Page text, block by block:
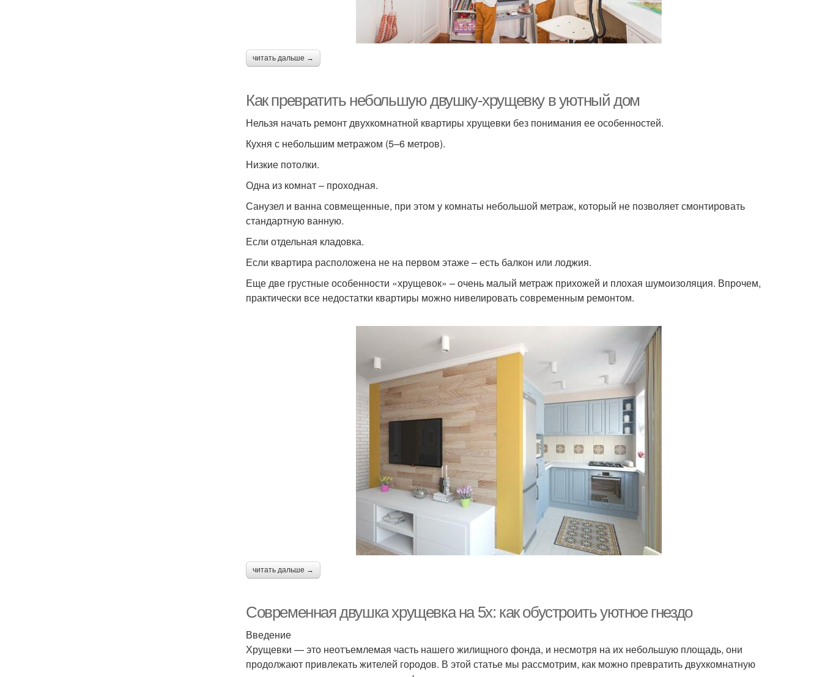
читать дальше →
Как превратить небольшую двушку-хрущевку в уютный дом
Нельзя начать ремонт двухкомнатной квартиры хрущевки без понимания ее особенностей.
Кухня с небольшим метражом (5–6 метров).
Низкие потолки.
Одна из комнат – проходная.
Санузел и ванна совмещенные, при этом у комнаты небольшой метраж, который не позволяет смонтировать
стандартную ванную.
Если отдельная кладовка.
Если квартира расположена не на первом этаже – есть балкон или лоджия.
Еще две грустные особенности «хрущевок» – очень малый метраж прихожей и плохая шумоизоляция. Впрочем,
практически все недостатки квартиры можно нивелировать современным ремонтом.
читать дальше →
Современная двушка хрущевка на 5х: как обустроить уютное гнездо
Введение
Хрущевки — это неотъемлемая часть нашего жилищного фонда, и несмотря на их небольшую площадь, они
продолжают привлекать жителей городов. В этой статье мы рассмотрим, как можно превратить двухкомнатную